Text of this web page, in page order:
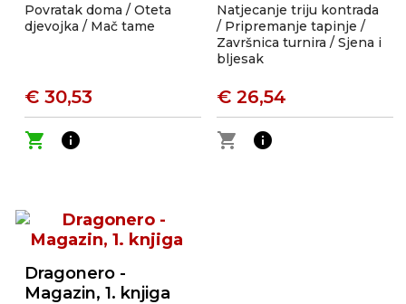
Povratak doma / Oteta
djevojka / Mač tame
€ 30,53
shopping_cart
info
Natjecanje triju kontrada
/ Pripremanje tapinje /
Završnica turnira / Sjena i
bljesak
€ 26,54
shopping_cart
info
Dragonero -
Magazin, 1. knjiga